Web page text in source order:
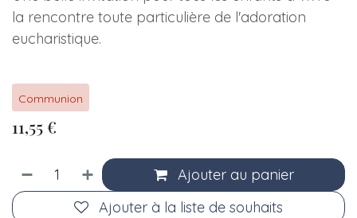
la rencontre toute particulière de l'adoration
eucharistique.
Communion
11,55€
Ajouter au panier
Ajouter à la liste de souhaits